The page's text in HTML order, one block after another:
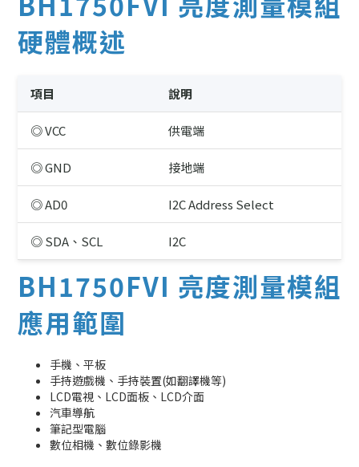
硬體概述
項目 說明
◎ VCC 供電端
◎ GND 接地端
◎ AD0 I2C Address Select
◎ SDA、SCL I2C
BH1750FVI 亮度測量模組
應用範圍
手機、平板
手持遊戲機、手持裝置(如翻譯機等)
LCD電視、LCD面板、LCD介面
汽車導航
筆記型電腦
數位相機、數位錄影機